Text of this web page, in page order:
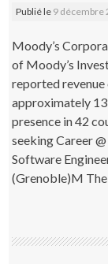
Publié le 9 décembre
Moody’s
of Moody’s
reported
approximately
presence in 42
seeking Career
Software
(Grenoble)M